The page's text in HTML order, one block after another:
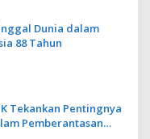
Dunia dalam
88 Tahun
Tekankan Pentingnya
Pemberantasan